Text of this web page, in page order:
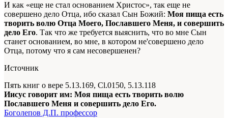
И как «еще не стал основанием Христос», так еще не
совершено дело Отца, ибо сказал Сын Божий: Моя пища есть
творить волю Отца Моего, Пославшего Меня, и совершить
дело Его. Так что же требуется выяснить, что во мне Сын
станет основанием, во мне, в котором не'совершено дело
Отца, потому что я сам несовершенен?
Источник
Пять книг о вере 5.13.169, Cl.0150, 5.13.118
Иисус говорит им: Моя пища есть творить волю
Пославшего Меня и совершить дело Его.
Боголепов Д.П. профессор